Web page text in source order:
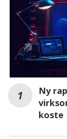
Ny
koste